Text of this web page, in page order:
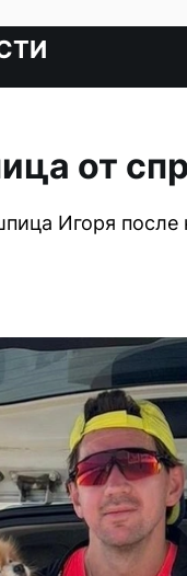
от
Игоря после